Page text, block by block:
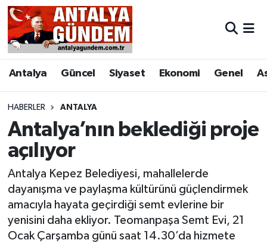
Antalya Güncel Siyaset Ekonomi Genel
HABERLER ANTALYA
Antalya’nın beklediği proje
açılıyor
Antalya Kepez Belediyesi, mahallelerde
dayanışma ve paylaşma kültürünü güçlendirmek
amacıyla hayata geçirdiği semt evlerine bir
yenisini daha ekliyor. Teomanpaşa Semt Evi, 21
Ocak Çarşamba günü saat 14.30’da hizmete
Antalya
Asayiş
Bilim & Teknoloji
Bölge
EĞİTİM
Ekonomi
Antalya Nöbetçi Eczaneler
Antalya Hava Durumu
Antalya Namaz Vakitleri
Antalya Trafik Yoğunluk Haritası
Süper Lig Puan Durumu ve Fikstür
Tüm Manşetler
Son Dakika Haberleri